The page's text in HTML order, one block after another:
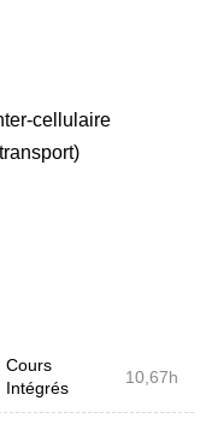
cellulaire
Cours
Intégrés
10,67h